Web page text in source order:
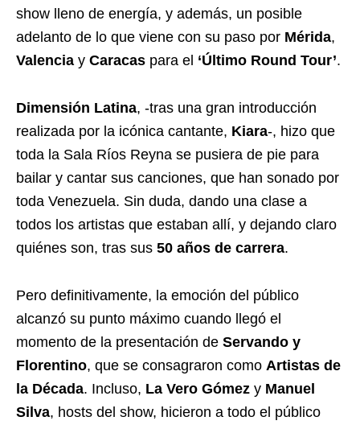
show lleno de energía, y además, un posible
adelanto de lo que viene con su paso por Mérida,
Valencia y Caracas para el ‘Último Round Tour’.
Dimensión Latina, -tras una gran introducción
realizada por la icónica cantante, Kiara-, hizo que
toda la Sala Ríos Reyna se pusiera de pie para
bailar y cantar sus canciones, que han sonado por
toda Venezuela. Sin duda, dando una clase a
todos los artistas que estaban allí, y dejando claro
quiénes son, tras sus 50 años de carrera.
Pero definitivamente, la emoción del público
alcanzó su punto máximo cuando llegó el
momento de la presentación de Servando y
Florentino, que se consagraron como Artistas de
la Década. Incluso, La Vero Gómez y Manuel
Silva, hosts del show, hicieron a todo el público